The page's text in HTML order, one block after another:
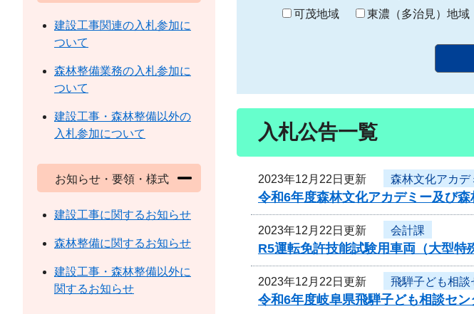
り
り
可茂地域
東濃（多治見）地域
入札公告一覧
2023年12月22日更新 森林文化アカデ
令和6年度森林文化アカデミー及び
2023年12月22日更新 会計課
R5運転免許技能試験用車両（大型特
2023年12月22日更新 飛騨子ども相談
令和6年度岐阜県飛騨子ども相談セ
建設工事関連の入札参加に
ついて
森林整備業務の入札参加に
ついて
建設工事・森林整備以外の
入札参加について
お知らせ・要領・様式
建設工事に関するお知らせ
森林整備に関するお知らせ
建設工事・森林整備以外に
関するお知らせ